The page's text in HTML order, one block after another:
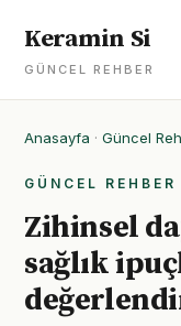
Keramin Si
GÜNCEL REHBER
Anasayfa · Güncel
GÜNCEL REHBER
Zihinsel
sağlık